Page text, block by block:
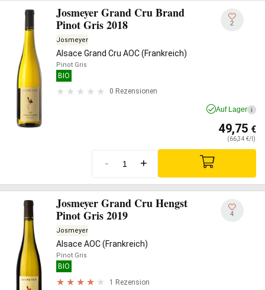
Josmeyer Grand Cru Brand
Pinot Gris 2018
Josmeyer
Alsace Grand Cru AOC (Frankreich)
Pinot Gris
BIO
0 Rezensionen
2
Auf Lager i
49,75 €
(66,34 €/l)
- +
Josmeyer Grand Cru Hengst
Pinot Gris 2019
Josmeyer
Alsace AOC (Frankreich)
Pinot Gris
BIO
1 Rezension
4